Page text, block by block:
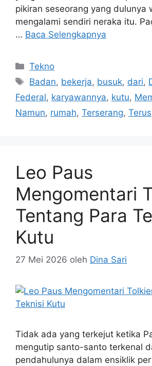
pikiran seseorang yang dulunya
mengalami sendiri neraka itu.
… Baca Selengkapnya
Kategori
Tekno
Tag
Badan, bekerja, busuk, dari,
Federal, karyawannya, kutu,
Namun, rumah, Terserang, Terus
Leo Paus
Mengomentari
Tentang Para
Kutu
27 Mei 2026 oleh Dina Sari
Tidak ada yang terkejut ketika
mengutip santo-santo terkenal
pendahulunya dalam ensiklik